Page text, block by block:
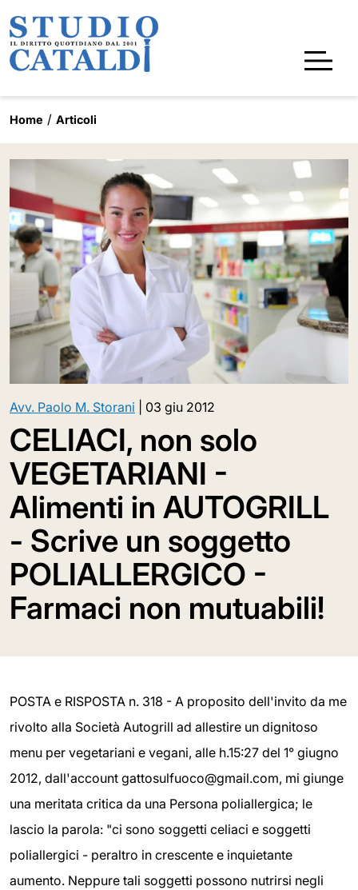
Home Articoli
Avv. Paolo M. Storani 03 giu 2012
CELIACI, non solo
VEGETARIANI -
Alimenti in AUTOGRILL
- Scrive un soggetto
POLIALLERGICO -
Farmaci non mutuabili!
POSTA e RISPOSTA n. 318 - A proposito dell'invito da me
rivolto alla Società Autogrill ad allestire un dignitoso
menu per vegetariani e vegani, alle h.15:27 del 1° giugno
2012, dall'account gattosulfuoco@gmail.com, mi giunge
una meritata critica da una Persona poliallergica; le
lascio la parola: "ci sono soggetti celiaci e soggetti
poliallergici - peraltro in crescente e inquietante
aumento. Neppure tali soggetti possono nutrirsi negli